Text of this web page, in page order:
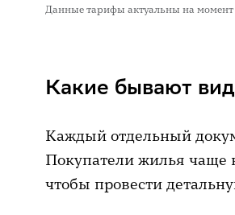
Данные тарифы актуальны на
Какие бывают
Каждый отдельный
Покупатели жилья чаще
чтобы провести